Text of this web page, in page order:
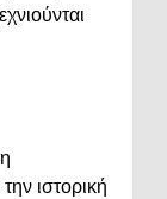
ιστορική